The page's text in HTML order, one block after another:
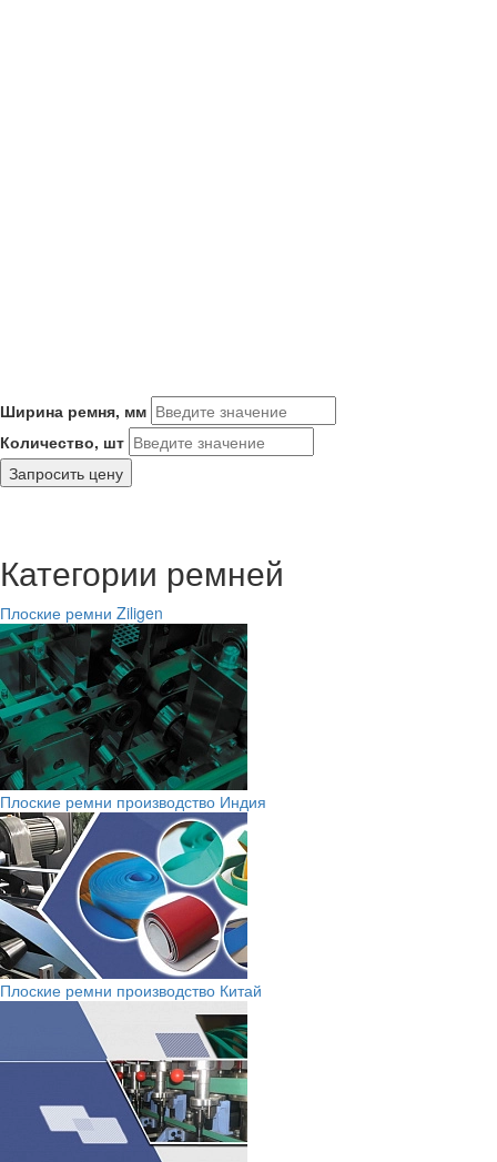
Ширина ремня, мм
Количество, шт
Запросить цену
Категории ремней
Плоские ремни Ziligen
Плоские ремни производство Индия
Плоские ремни производство Китай